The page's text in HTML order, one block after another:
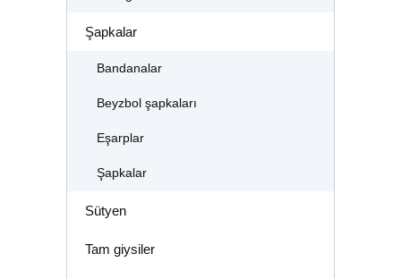
Şapkalar
Bandanalar
Beyzbol şapkaları
Eşarplar
Şapkalar
Sütyen
Tam giysiler